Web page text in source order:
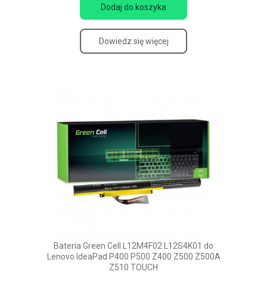
Dodaj do koszyka
Dowiedz się więcej
Bateria Green Cell L12M4F02 L12S4K01 do
Lenovo IdeaPad P400 P500 Z400 Z500 Z500A
Z510 TOUCH